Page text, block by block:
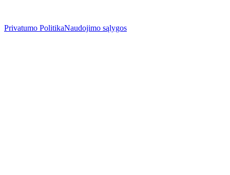
Privatumo PolitikaNaudojimo sąlygos